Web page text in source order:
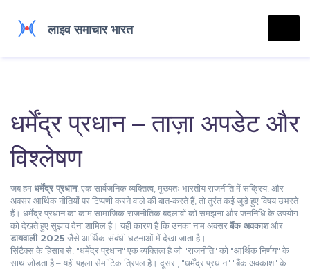
धर्मेंद्र प्रधान – ताज़ा अपडेट और
विश्लेषण
जब हमधर्मेंद्र प्रधान, एक सार्वजनिक व्यक्तित्व, मुख्यतः भारतीय राजनीति में सक्रिय, और
अक्सर आर्थिक नीतियों पर टिप्पणी करने वालेकी बात‑करते हैं, तो तुरंत कई जुड़े हुए विषय उभरते
हैं। धर्मेंद्र प्रधान का काम सामाजिक‑राजनीतिक बदलावों को समझना और जननिधि के उपयोग
को देखते हुए सुझाव देना शामिल है। यही कारण है कि उनका नाम अक्सरबैंक अवकाशऔर
डायवाली 2025 जैसे आर्थिक‑संबंधी घटनाओं में देखा जाता है।
सिंटैक्स के हिसाब से, "धर्मेंद्र प्रधान" एक व्यक्तित्व है जो "राजनीति" को "आर्थिक निर्णय" के
साथ जोडता है – यही पहला सेमांटिक त्रिपल है। दूसरा, "धर्मेंद्र प्रधान" "बैंक अवकाश" के